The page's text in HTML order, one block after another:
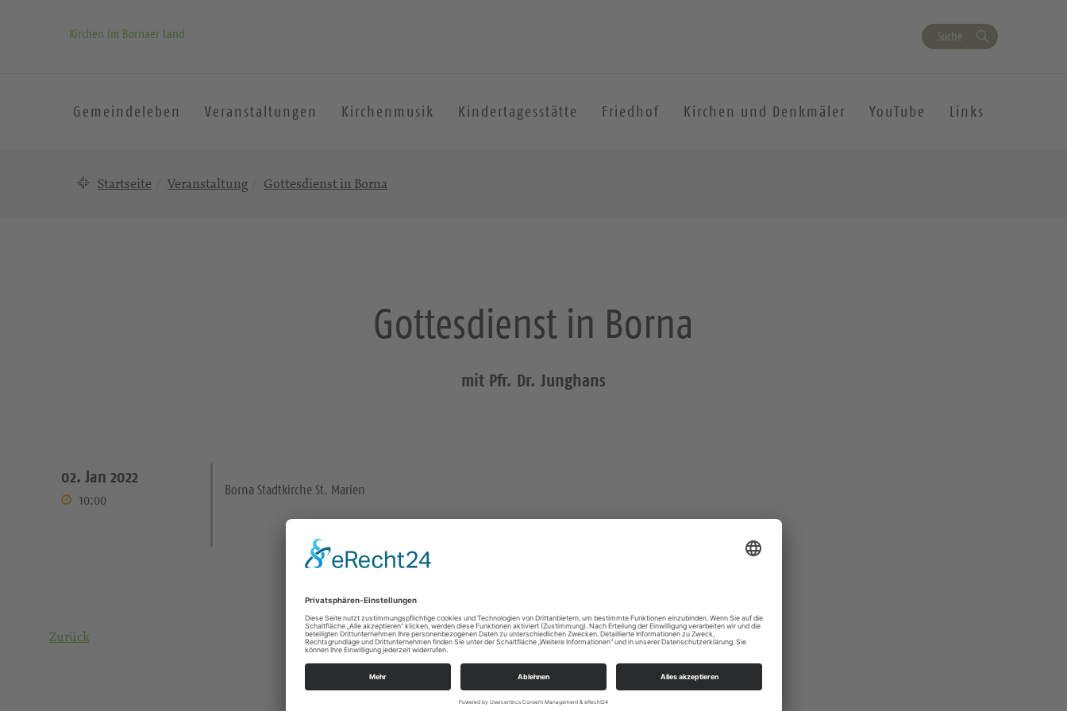
Kirchen im Bornaer Land Suche
Gemeindeleben Veranstaltungen Kirchenmusik Kindertagesstätte Friedhof Kirchen und Denkmäler YouTube Links
Startseite Veranstaltung Gottesdienst in Borna
Gottesdienst in Borna
mit Pfr. Dr. Junghans
02. Jan 2022
10:00
Borna Stadtkirche St. Marien
Zurück